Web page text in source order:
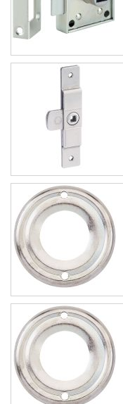
15,72 €
13,10 €
1,94 €
1,62 €
1,19 €